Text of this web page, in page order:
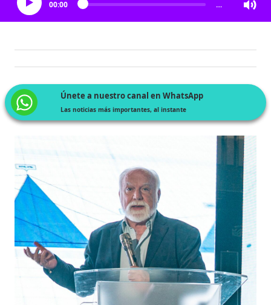
00:00 …
Únete a nuestro canal en WhatsApp
Las noticias más importantes, al instante